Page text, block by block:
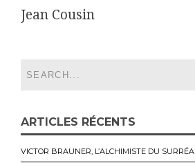
Jean Cousin
ARTICLES RÉCENTS
VICTOR BRAUNER, L’ALCHIMISTE DU